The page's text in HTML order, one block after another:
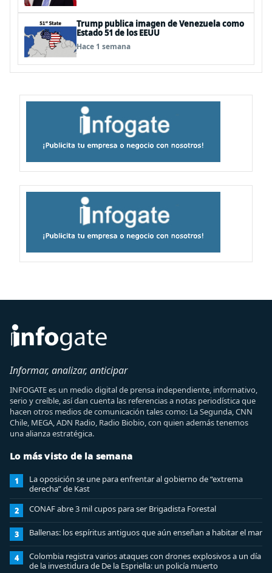
Trump publica imagen de Venezuela como
Estado 51 de los EEUU
Hace 1 semana
Informar, analizar, anticipar
INFOGATE es un medio digital de prensa independiente, informativo,
serio y creíble, así dan cuenta las referencias a notas periodística que
hacen otros medios de comunicación tales como: La Segunda, CNN
Chile, MEGA, ADN Radio, Radio Biobio, con quien además tenemos
una alianza estratégica.
Lo más visto de la semana
1
La oposición se une para enfrentar al gobierno de “extrema
derecha” de Kast
2 CONAF abre 3 mil cupos para ser Brigadista Forestal
3 Ballenas: los espíritus antiguos que aún enseñan a habitar el mar
4
Colombia registra varios ataques con drones explosivos a un día
de la investidura de De la Espriella: un policía muerto